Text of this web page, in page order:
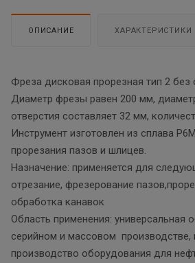
ОПИСАНИЕ ХАРАКТЕРИСТИКИ
Фреза дисковая прорезная тип 2 без
Диаметр фрезы равен 200 мм,
отверстия составляет 32 мм,
Инструмент изготовлен из сплава
прорезания пазов и шлицев.
Назначение: применяется для
отрезание, фрезерование
обработка канавок
Область применения: универсальная
серийном и массовом производстве,
производство оборудования для